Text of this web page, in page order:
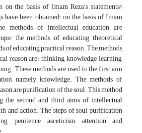
the basis of Imam Reza’s statements?
have been obtained: on the basis of Imam
methods of intellectual education are
the methods of educating theoretical
of educating practical reason. The methods
reason are: thinking, knowledge learning,
These methods are used to the first aim
namely knowledge. The methods of
are purification of the soul. This method
the second and third aims of intellectual
and action. The steps of soul purification
penitence, asceticism, attention and